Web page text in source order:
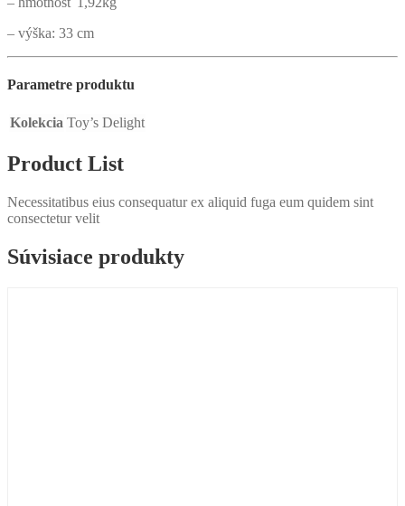
– výška: 33 cm
Parametre produktu
Kolekcia Toy’s Delight
Product List
Necessitatibus eius consequatur ex aliquid fuga eum quidem sint
consectetur velit
Súvisiace produkty